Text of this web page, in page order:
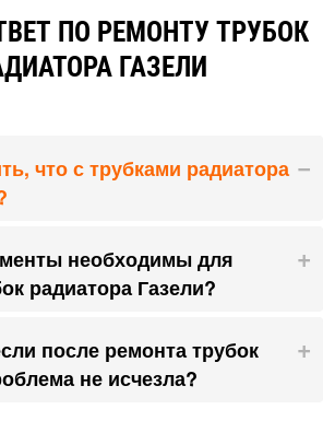
ПО РЕМОНТУ ТРУБОК
ГАЗЕЛИ
что с трубками радиатора
необходимы для
радиатора Газели?
после ремонта трубок
не исчезла?